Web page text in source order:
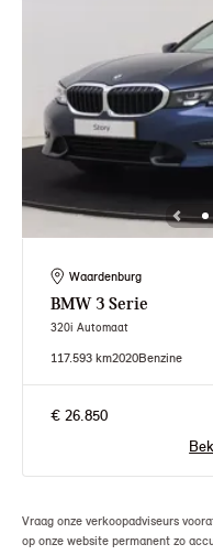
Waardenburg
BMW 3 Serie
320i Automaat
117.593 km2020Benzine
€ 26.850
Vraag onze verkoopadviseurs
op onze website permanent zo